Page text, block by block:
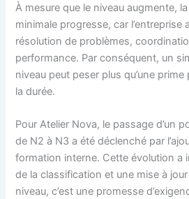
À mesure que le niveau augmente,
minimale progresse, car l’entreprise
résolution de problèmes,
performance. Par conséquent, un
niveau peut peser plus qu’une
la durée.
Pour Atelier Nova, le passage d’un
de N2 à N3 a été déclenché par
formation interne. Cette évolution a
de la classification et une mise à
niveau, c’est une promesse